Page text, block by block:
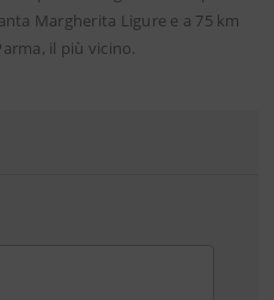
Margherita Ligure e a 75 km
il più vicino.